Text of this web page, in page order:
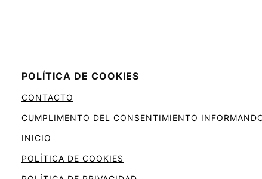
POLÍTICA DE COOKIES
CONTACTO
CUMPLIMENTO DEL CONSENTIMIENTO
INICIO
POLÍTICA DE COOKIES